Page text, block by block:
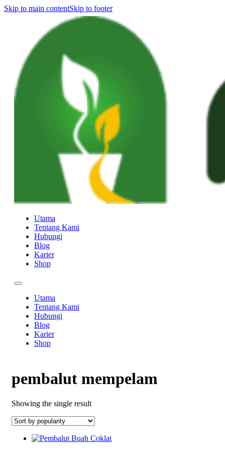
Skip to main contentSkip to footer
Utama
Tentang Kami
Hubungi
Blog
Karier
Shop
Utama
Tentang Kami
Hubungi
Blog
Karier
Shop
pembalut mempelam
Showing the single result